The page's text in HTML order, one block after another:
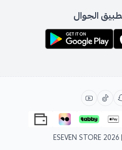
الجوال
ESEVEN STORE